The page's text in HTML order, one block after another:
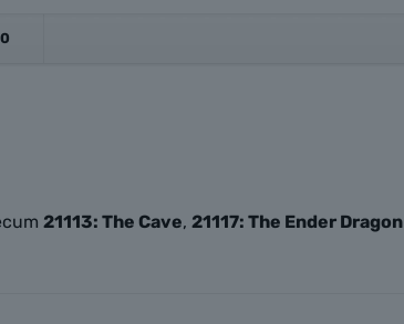
0
21113: The Cave,21117: The Ender Dragon